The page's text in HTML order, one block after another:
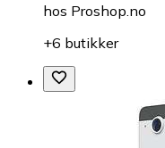
hos Proshop.no
+6 butikker